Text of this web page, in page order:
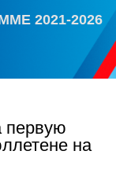
2021-2026
первую
на